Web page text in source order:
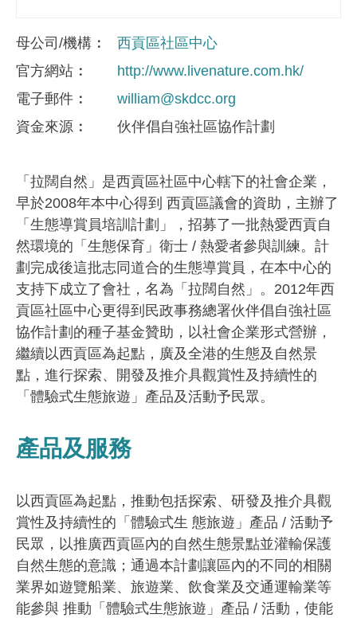
母公司/機構
西貢區社區中心
官方網站
http://www.livenature.com.hk/
電子郵件
william@skdcc.org
資金來​源
伙伴倡自強社區協作計劃
「拉闊自然」是西貢區社區中心轄下的社會企業，
早於2008年本中心得到 西貢區議會的資助，主辦了
「生態導賞員培訓計劃」，招募了一批熱愛西貢自
然環境的「生態保育」衛士 / 熱愛者參與訓練。計
劃完成後這批志同道合的生態導賞員，在本中心的
支持下成立了會社，名為「拉闊自然」。2012年西
貢區社區中心更得到民政事務總署伙伴倡自強社區
協作計劃的種子基金贊助，以社會企業形式營辦，
繼續以西貢區為起點，廣及全港的生態及自然景
點，進行探索、開發及推介具觀賞性及持續性的
「體驗式生態旅遊」產品及活動予民眾。
產品及服務
以西貢區為起點，推動包括探索、研發及推介具觀
賞性及持續性的「體驗式生 態旅遊」產品 / 活動予
民眾，以推廣西貢區內的自然生態景點並灌輸保護
自然生態的意識；通過本計劃讓區內的不同的相關
業界如遊覽船業、旅遊業、飲食業及交通運輸業等
能參與 推動「體驗式生態旅遊」產品 / 活動，使能